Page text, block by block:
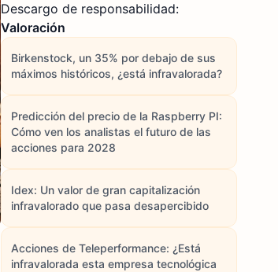
Descargo de responsabilidad:
Valoración
Birkenstock, un 35% por debajo de sus
máximos históricos, ¿está infravalorada?
Predicción del precio de la Raspberry PI:
Cómo ven los analistas el futuro de las
acciones para 2028
Idex: Un valor de gran capitalización
infravalorado que pasa desapercibido
Acciones de Teleperformance: ¿Está
infravalorada esta empresa tecnológica